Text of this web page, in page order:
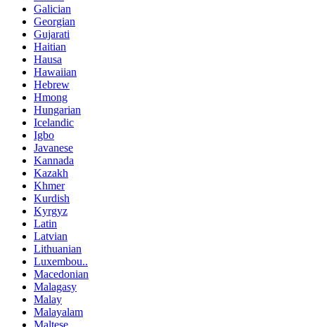
Galician
Georgian
Gujarati
Haitian
Hausa
Hawaiian
Hebrew
Hmong
Hungarian
Icelandic
Igbo
Javanese
Kannada
Kazakh
Khmer
Kurdish
Kyrgyz
Latin
Latvian
Lithuanian
Luxembou..
Macedonian
Malagasy
Malay
Malayalam
Maltese